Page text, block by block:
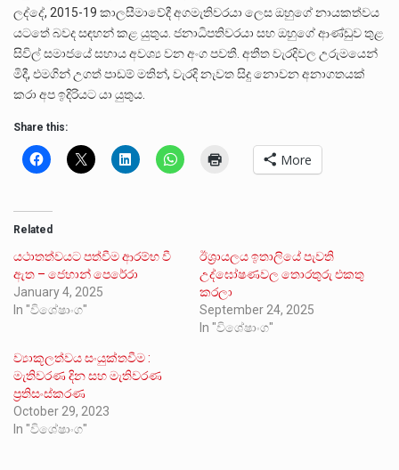
ලද්දේ, 2015-19 කාලසීමාවේදී අගමැතිවරයා ලෙස ඔහුගේ නායකත්වය
යටතේ බවද සඳහන් කළ යුතුය. ජනාධිපතිවරයා සහ ඔහුගේ ආණ්ඩුව තුළ
සිවිල් සමාජයේ සහාය අවශ්‍ය වන අංග පවතී. අතීත වැරදිවල උරුමයෙන්
මිදී, එමගින් උගත් පාඩම් මතින්, වැරදි නැවත සිදු නොවන අනාගතයක්
කරා අප ඉදිරියට යා යුතුය.
Share this:
More
Related
යථාතත්වයට පත්වීම ආරම්භ වී
ඇත – ජෙහාන් පෙරේරා
January 4, 2025
In "විශේෂාංග"
ඊශ්‍රායලය ඉතාලියේ පැවති
උද්ඝෝෂණවල තොරතුරු එකතු
කරලා
September 24, 2025
In "විශේෂාංග"
ව්‍යාකූලත්වය සංයුක්තවීම :
මැතිවරණ දින සහ මැතිවරණ
ප්‍රතිසංස්කරණ
October 29, 2023
In "විශේෂාංග"